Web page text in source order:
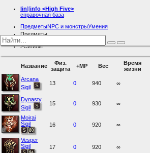
lin][info <High Five>
справочная база
ПредметыNPC и монстрыУмения
Предметы
Сигилы
Название
Физ.
защита
+MP Вес
Время
жизни
Arcana
Sigil
13 0 940 ∞
Dynasty
Sigil
15 0 930 ∞
Moirai
Sigil
16 0 920 ∞
Vesper
Sigil
17 0 920 ∞